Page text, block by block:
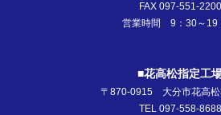
FAX 097-551-2200
営業時間 9：30～19
■花高松指定工
〒870-0915 大分市花高松
TEL 097-558-8688